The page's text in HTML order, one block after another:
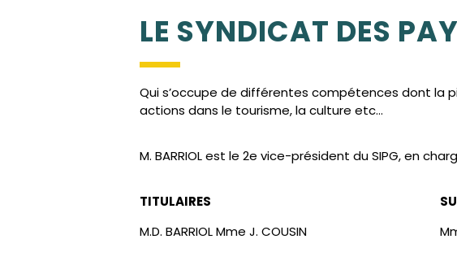
LE SYNDICAT DES
Qui s’occupe de différentes compétences dont la
actions dans le tourisme, la culture etc…
M. BARRIOL est le 2e vice-président du SIPG, en
TITULAIRES
M.D. BARRIOL Mme J. COUSIN